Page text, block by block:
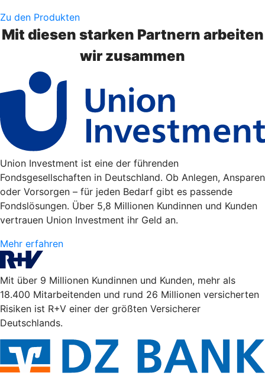
Zu den Produkten
Mit diesen starken Partnern arbeiten
wir zusammen
Union Investment ist eine der führenden
Fondsgesellschaften in Deutschland. Ob Anlegen, Ansparen
oder Vorsorgen – für jeden Bedarf gibt es passende
Fondslösungen. Über 5,8 Millionen Kundinnen und Kunden
vertrauen Union Investment ihr Geld an.
Mehr erfahren
Mit über 9 Millionen Kundinnen und Kunden, mehr als
18.400 Mitarbeitenden und rund 26 Millionen versicherten
Risiken ist R+V einer der größten Versicherer
Deutschlands.